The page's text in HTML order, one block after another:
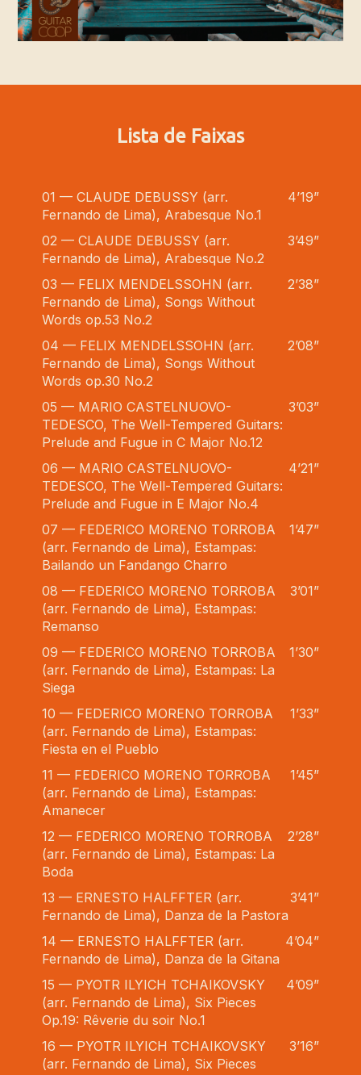
Lista de Faixas
01 — CLAUDE DEBUSSY (arr.
Fernando de Lima), Arabesque No.1
4’19”
02 — CLAUDE DEBUSSY (arr.
Fernando de Lima), Arabesque No.2
3’49”
03 — FELIX MENDELSSOHN (arr.
Fernando de Lima), Songs Without
Words op.53 No.2
2’38”
04 — FELIX MENDELSSOHN (arr.
Fernando de Lima), Songs Without
Words op.30 No.2
2’08”
05 — MARIO CASTELNUOVO-
TEDESCO, The Well-Tempered Guitars:
Prelude and Fugue in C Major No.12
3’03”
06 — MARIO CASTELNUOVO-
TEDESCO, The Well-Tempered Guitars:
Prelude and Fugue in E Major No.4
4’21”
07 — FEDERICO MORENO TORROBA
(arr. Fernando de Lima), Estampas:
Bailando un Fandango Charro
1’47”
08 — FEDERICO MORENO TORROBA
(arr. Fernando de Lima), Estampas:
Remanso
3’01”
09 — FEDERICO MORENO TORROBA
(arr. Fernando de Lima), Estampas: La
Siega
1’30”
10 — FEDERICO MORENO TORROBA
(arr. Fernando de Lima), Estampas:
Fiesta en el Pueblo
1’33”
11 — FEDERICO MORENO TORROBA
(arr. Fernando de Lima), Estampas:
Amanecer
1’45”
12 — FEDERICO MORENO TORROBA
(arr. Fernando de Lima), Estampas: La
Boda
2’28”
13 — ERNESTO HALFFTER (arr.
Fernando de Lima), Danza de la Pastora
3’41”
14 — ERNESTO HALFFTER (arr.
Fernando de Lima), Danza de la Gitana
4’04”
15 — PYOTR ILYICH TCHAIKOVSKY
(arr. Fernando de Lima), Six Pieces
Op.19: Rêverie du soir No.1
4’09”
16 — PYOTR ILYICH TCHAIKOVSKY
(arr. Fernando de Lima), Six Pieces
3’16”